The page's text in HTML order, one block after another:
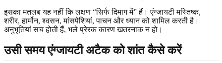
इसका मतलब यह नहीं कि लक्षण “सिर्फ दिमाग में” हैं। एंग्जायटी मस्तिष्क,
शरीर, हार्मोन, श्वसन, मांसपेशियां, पाचन और ध्यान को शामिल करती है।
अनुभूतियां सच होती हैं, भले प्रेरक कारण खतरनाक न हो।
उसी समय एंग्जायटी अटैक को शांत कैसे करें